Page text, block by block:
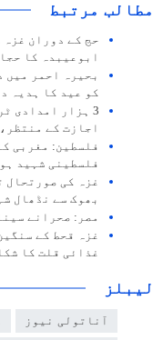
مطالب مرتبط
حج کے دوران
ابوعیبدہ کا
بحیرہ احمر میں
کو عید کا ہدیہ
3 ہزار امدادی
اجازت کے
فلسطینی شہید
غزہ کی صورتحال
بھوک سے نڈھال
مصر: صحرانے
غذائی قلت کا
لیبلز
آناتولی نیوز